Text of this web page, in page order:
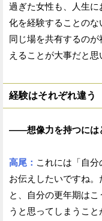
過ぎた女性も、人生
化を経験することの
同じ場を共有するの
えることが大事だと思
経験はそれぞれ違う
——想像力を持つには
高尾： これには「自
お伝えしたいですね
と、自分の更年期は
うと思ってしまうこ